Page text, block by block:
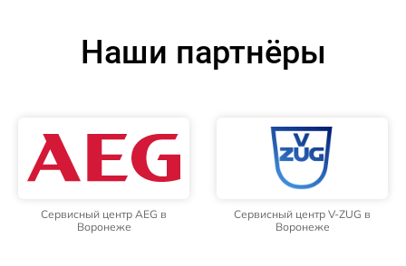
Наши партнёры
Сервисный центр AEG в
Воронеже
Сервисный центр V-ZUG в
Воронеже